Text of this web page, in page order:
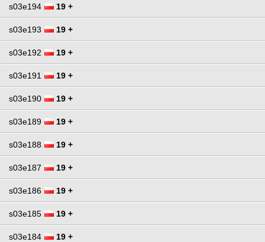
s03e194 19 +
s03e193 19 +
s03e192 19 +
s03e191 19 +
s03e190 19 +
s03e189 19 +
s03e188 19 +
s03e187 19 +
s03e186 19 +
s03e185 19 +
s03e184 19 +